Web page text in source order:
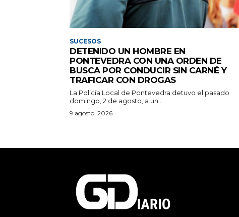
SUCESOS
DETENIDO UN HOMBRE EN
PONTEVEDRA CON UNA ORDEN DE
BUSCA POR CONDUCIR SIN CARNÉ Y
TRAFICAR CON DROGAS
La Policía Local de Pontevedra detuvo el pasado
domingo, 2 de agosto, a un...
9 agosto, 2026